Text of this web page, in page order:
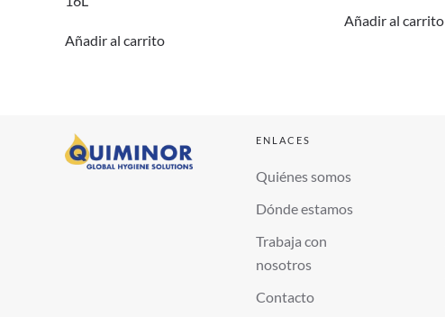
Añadir al carrito
Añadir al carrito
ENLACES
Quiénes somos
Dónde estamos
Trabaja con
nosotros
Contacto